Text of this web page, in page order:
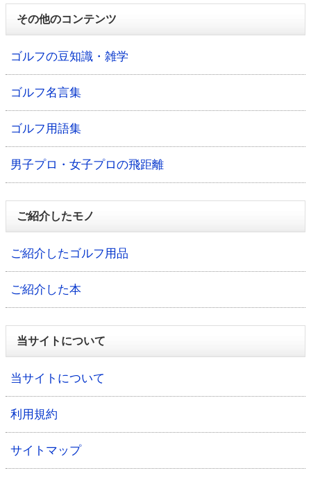
その他のコンテンツ
ゴルフの豆知識・雑学
ゴルフ名言集
ゴルフ用語集
男子プロ・女子プロの飛距離
ご紹介したモノ
ご紹介したゴルフ用品
ご紹介した本
当サイトについて
当サイトについて
利用規約
サイトマップ